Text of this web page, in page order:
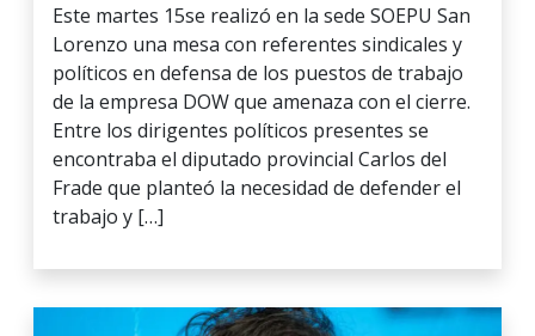
Este martes 15se realizó en la sede SOEPU San
Lorenzo una mesa con referentes sindicales y
políticos en defensa de los puestos de trabajo
de la empresa DOW que amenaza con el cierre.
Entre los dirigentes políticos presentes se
encontraba el diputado provincial Carlos del
Frade que planteó la necesidad de defender el
trabajo y […]